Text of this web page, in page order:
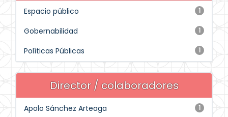
1
Espacio público
1
Gobernabilidad
1
Políticas Públicas
Director / colaboradores
1
Apolo Sánchez Arteaga